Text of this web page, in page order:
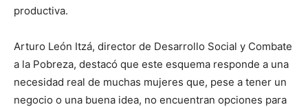
productiva.
Arturo León Itzá, director de Desarrollo Social y Combate
a la Pobreza, destacó que este esquema responde a una
necesidad real de muchas mujeres que, pese a tener un
negocio o una buena idea, no encuentran opciones para